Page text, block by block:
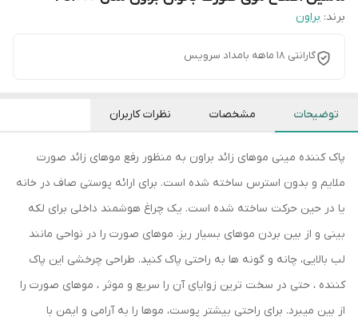
برند: براون
گارانتی 18 ماهه بامداد سرویس
توضیحات مشخصات نظرات کاربران
پاک کننده مینی موهای زائد براون به منظور رفع موهای زائد صورت
ملایم و بدون استرس ساخته شده است. برای ارائه پوستی صاف در خانه
یا در حین حرکت ساخته شده است. یک چراغ هوشمند داخلی برای لکه
بینی و از بین بردن موهای بسیار ریز. موهای صورت را در نواحی مانند
لب بالایی، چانه و گونه ها به راحتی پاک کنید. طراحی چرخشی این پاک
کننده ، حتی در سخت ترین زوایای آن را سریع و موثر ، موهای صورت را
از بین میبرد. برای راحتی بیشتر پوست، موها را به آرامی و ایمن با